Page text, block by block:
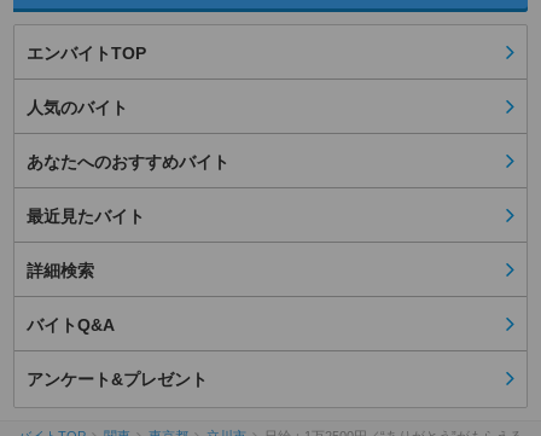
エンバイトTOP
人気のバイト
あなたへのおすすめバイト
最近見たバイト
詳細検索
バイトQ&A
アンケート&プレゼント